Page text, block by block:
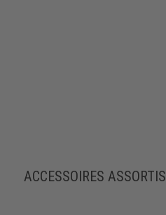
ACCESSOIRES ASSORTIS